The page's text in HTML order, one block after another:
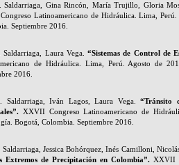
Saldarriaga, Gina Rincón, María Trujillo, Gloria
Latinoamericano de Hidráulica. Lima,
Septiembre 2016.
Saldarriaga, Laura Vega.“Sistemas de Control de
de Hidráulica. Lima, Perú. Agosto de
2016.
Saldarriaga, Iván Lagos, Laura Vega.“Tránsito
”. XXVII Congreso Latinoamericano de
Bogotá, Colombia. Septiembre 2016.
Saldarriaga, Jessica Bohórquez, Inés Camilloni,
Extremos de Precipitación en Colombia”.XXVII